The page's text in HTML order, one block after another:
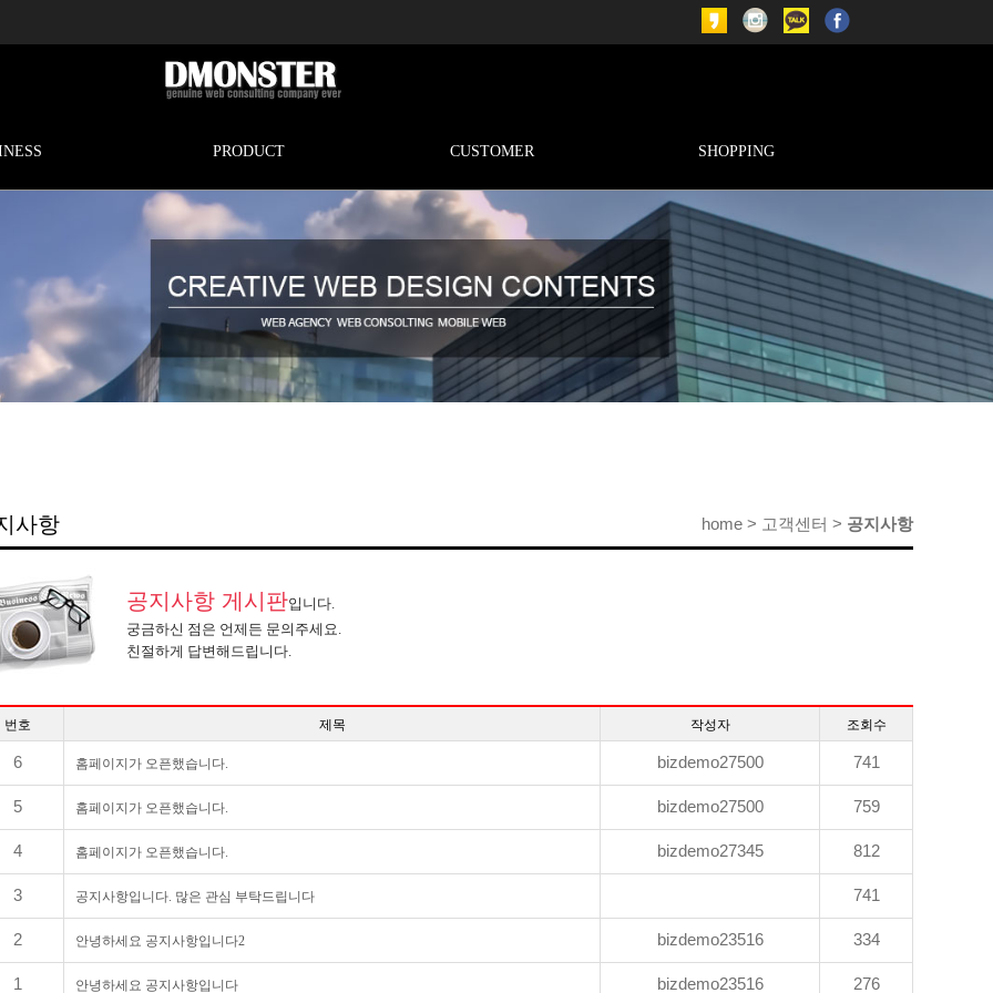
PRODUCT CUSTOMER SHOPPING
사항 home > 고객센터 > 공지사항
공지사항 게시판입니다.
궁금하신 점은 언제든 문의주세요.
친절하게 답변해드립니다.
번호 제목 작성자 조회수
6 홈페이지가 오픈했습니다. bizdemo27500 741
5 홈페이지가 오픈했습니다. bizdemo27500 759
4 홈페이지가 오픈했습니다. bizdemo27345 812
3 공지사항입니다. 많은 관심 부탁드립니다 741
2 안녕하세요 공지사항입니다2 bizdemo23516 334
1 안녕하세요 공지사항입니다 bizdemo23516 276